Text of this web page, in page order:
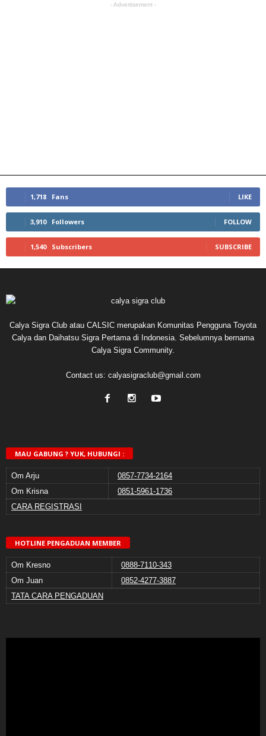
- Advertisement -
1,718 Fans LIKE
3,910 Followers FOLLOW
1,540 Subscribers SUBSCRIBE
Calya Sigra Club atau CALSIC merupakan Komunitas Pengguna Toyota
Calya dan Daihatsu Sigra Pertama di Indonesia. Sebelumnya bernama
Calya Sigra Community.
Contact us: calyasigraclub@gmail.com
MAU GABUNG ? YUK, HUBUNGI :
Om Arju
0857-7734-2164
Om Krisna
0851-5961-1736
CARA REGISTRASI
HOTLINE PENGADUAN MEMBER
Om Kresno
0888-7110-343
Om Juan
0852-4277-3887
TATA CARA PENGADUAN